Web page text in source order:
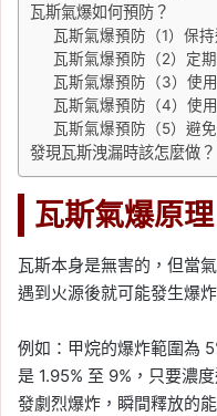
瓦斯氣爆如何預防？
瓦斯氣爆預防（1）保持
瓦斯氣爆預防（2）定
瓦斯氣爆預防（3）使
瓦斯氣爆預防（4）使
瓦斯氣爆預防（5）避
發現瓦斯洩漏時該怎麼做？
瓦斯氣爆原理
瓦斯本身是無害的，但當
遇到火源後就可能發生爆炸
例如：甲烷的爆炸範圍為
是 1.95% 至 9%，只要濃
發劇烈爆炸，瞬間釋放的